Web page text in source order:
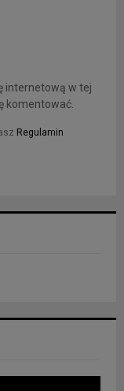
internetową w tej
komentować.
Regulamin